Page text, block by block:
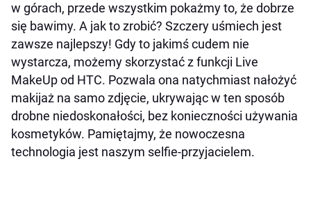
w górach, przede wszystkim pokażmy to, że dobrze
się bawimy. A jak to zrobić? Szczery uśmiech jest
zawsze najlepszy! Gdy to jakimś cudem nie
wystarcza, możemy skorzystać z funkcji Live
MakeUp od HTC. Pozwala ona natychmiast nałożyć
makijaż na samo zdjęcie, ukrywając w ten sposób
drobne niedoskonałości, bez konieczności używania
kosmetyków. Pamiętajmy, że nowoczesna
technologia jest naszym selfie-przyjacielem.